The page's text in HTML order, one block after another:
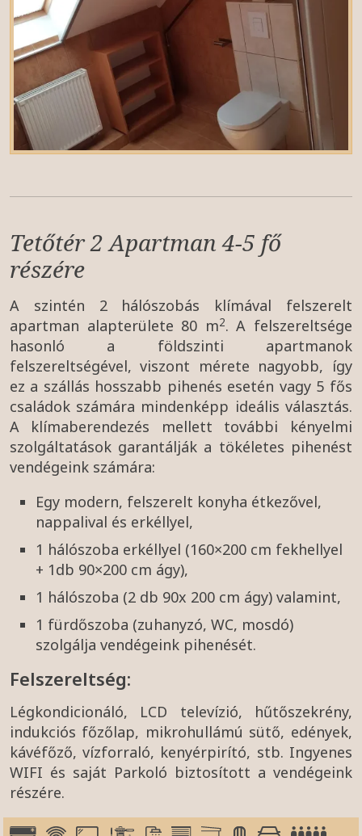
Tetőtér 2 Apartman 4-5 fő
részére
A szintén 2 hálószobás klímával felszerelt
apartman alapterülete 80 m2. A felszereltsége
hasonló a földszinti apartmanok
felszereltségével, viszont mérete nagyobb, így
ez a szállás hosszabb pihenés esetén vagy 5 fős
családok számára mindenképp ideális választás.
A klímaberendezés mellett további kényelmi
szolgáltatások garantálják a tökéletes pihenést
vendégeink számára:
Egy modern, felszerelt konyha étkezővel,
nappalival és erkéllyel,
1 hálószoba erkéllyel (160×200 cm fekhellyel
+ 1db 90×200 cm ágy),
1 hálószoba (2 db 90x 200 cm ágy) valamint,
1 fürdőszoba (zuhanyzó, WC, mosdó)
szolgálja vendégeink pihenését.
Felszereltség:
Légkondicionáló, LCD televízió, hűtőszekrény,
indukciós főzőlap, mikrohullámú sütő, edények,
kávéfőző, vízforraló, kenyérpirító, stb. Ingyenes
WIFI és saját Parkoló biztosított a vendégeink
részére.